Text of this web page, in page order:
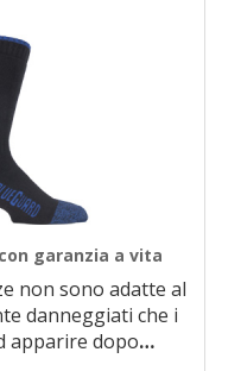
garanzia a vita
non sono adatte al
danneggiati che i
apparire dopo…